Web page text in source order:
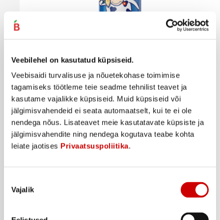
Veebilehel on kasutatud küpsiseid.
Veebisaidi turvalisuse ja nõuetekohase toimimise
tagamiseks töötleme teie seadme tehnilist teavet ja
kasutame vajalikke küpsiseid. Muid küpsiseid või
jälgimisvahendeid ei seata automaatselt, kui te ei ole
nendega nõus. Lisateavet meie kasutatavate küpsiste ja
jälgimisvahendite ning nendega kogutava teabe kohta
leiate jaotises Privaatsuspoliitika.
valik
Vajalik
Kõik tooted selles pakkumises
Kohuke ALMA vanilli, 40g
0
.
12,25€/kg
Ostukorvi